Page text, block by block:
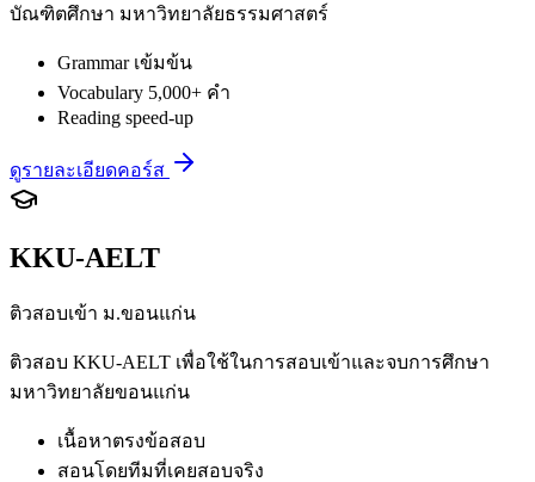
บัณฑิตศึกษา มหาวิทยาลัยธรรมศาสตร์
Grammar เข้มข้น
Vocabulary 5,000+ คำ
Reading speed-up
ดูรายละเอียดคอร์ส
KKU-AELT
ติวสอบเข้า ม.ขอนแก่น
ติวสอบ KKU-AELT เพื่อใช้ในการสอบเข้าและจบการศึกษา
มหาวิทยาลัยขอนแก่น
เนื้อหาตรงข้อสอบ
สอนโดยทีมที่เคยสอบจริง